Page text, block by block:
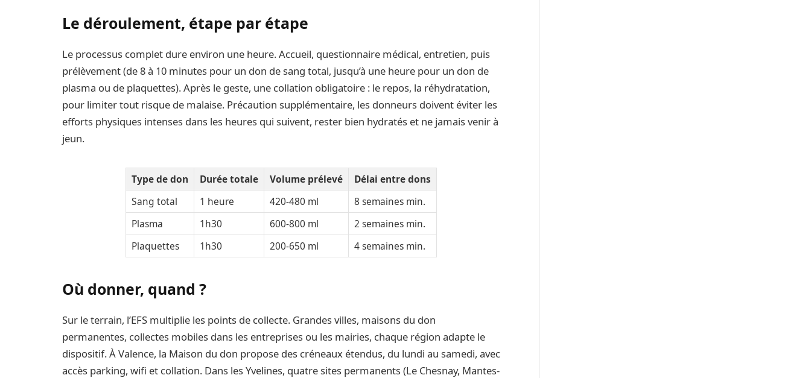
Le déroulement, étape par étape
Le processus complet dure environ une heure. Accueil, questionnaire médical, entretien, puis
prélèvement (de 8 à 10 minutes pour un don de sang total, jusqu’à une heure pour un don de
plasma ou de plaquettes). Après le geste, une collation obligatoire : le repos, la réhydratation,
pour limiter tout risque de malaise. Précaution supplémentaire, les donneurs doivent éviter les
efforts physiques intenses dans les heures qui suivent, rester bien hydratés et ne jamais venir à
jeun.
Type de don Durée totale Volume prélevé
Délai entre dons
Sang total
1 heure 420-480 ml
8 semaines min.
Plasma
1h30 600-800 ml
2 semaines min.
Plaquettes
1h30 200-650 ml 4 semaines min.
Où donner, quand ?
Sur le terrain, l’EFS multiplie les points de collecte. Grandes villes, maisons du don
permanentes, collectes mobiles dans les entreprises ou les mairies, chaque région adapte le
dispositif. À Valence, la Maison du don propose des créneaux étendus, du lundi au samedi, avec
accès parking, wifi et collation. Dans les Yvelines, quatre sites permanents (Le Chesnay, Mantes-